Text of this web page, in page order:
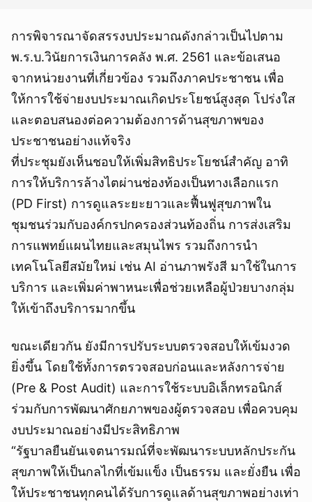
การพิจารณาจัดสรรงบประมาณดังกล่าวเป็นไปตาม
พ.ร.บ.วินัยการเงินการคลัง พ.ศ. 2561 และข้อเสนอ
จากหน่วยงานที่เกี่ยวข้อง รวมถึงภาคประชาชน เพื่อ
ให้การใช้จ่ายงบประมาณเกิดประโยชน์สูงสุด โปร่งใส
และตอบสนองต่อความต้องการด้านสุขภาพของ
ประชาชนอย่างแท้จริง
ที่ประชุมยังเห็นชอบให้เพิ่มสิทธิประโยชน์สำคัญ อาทิ
การให้บริการล้างไตผ่านช่องท้องเป็นทางเลือกแรก
(PD First) การดูแลระยะยาวและฟื้นฟูสุขภาพใน
ชุมชนร่วมกับองค์กรปกครองส่วนท้องถิ่น การส่งเสริม
การแพทย์แผนไทยและสมุนไพร รวมถึงการนำ
เทคโนโลยีสมัยใหม่ เช่น AI อ่านภาพรังสี มาใช้ในการ
บริการ และเพิ่มค่าพาหนะเพื่อช่วยเหลือผู้ป่วยบางกลุ่ม
ให้เข้าถึงบริการมากขึ้น
ขณะเดียวกัน ยังมีการปรับระบบตรวจสอบให้เข้มงวด
ยิ่งขึ้น โดยใช้ทั้งการตรวจสอบก่อนและหลังการจ่าย
(Pre & Post Audit) และการใช้ระบบอิเล็กทรอนิกส์
ร่วมกับการพัฒนาศักยภาพของผู้ตรวจสอบ เพื่อควบคุม
งบประมาณอย่างมีประสิทธิภาพ
“รัฐบาลยืนยันเจตนารมณ์ที่จะพัฒนาระบบหลักประกัน
สุขภาพให้เป็นกลไกที่เข้มแข็ง เป็นธรรม และยั่งยืน เพื่อ
ให้ประชาชนทุกคนได้รับการดูแลด้านสุขภาพอย่างเท่า